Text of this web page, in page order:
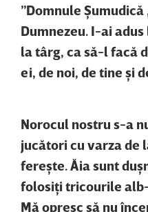
”Domnule
Dumnezeu. I-ai
la târg, ca să-l facă
ei, de noi, de tine şi
Norocul nostru s-a
jucători cu varza de
fereşte. Ăia sunt
folosiţi tricourile
Mă opresc să nu